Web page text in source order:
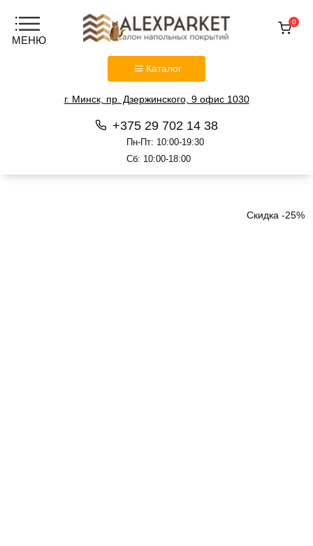
Каталог
г. Минск, пр. Дзержинского, 9 офис 1030
+375 29 702 14 38
Пн-Пт: 10:00-19:30
Сб: 10:00-18:00
0
Скидка -25%